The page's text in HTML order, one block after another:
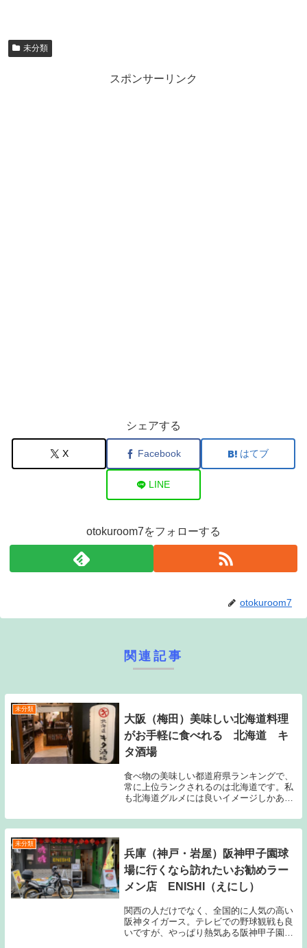
未分類
スポンサーリンク
シェアする
X Facebook はてブ
LINE
otokuroom7をフォローする
otokuroom7
関連記事
未分類
大阪（梅田）美味しい北海道料理
がお手軽に食べれる 北海道 キ
タ酒場
食べ物の美味しい都道府県ランキングで、
常に上位ランクされるのは北海道です。私
も北海道グルメには良いイメージしかあり
堪能するのが一番ですけど、気軽に足を運
ぶには遠いですよね（笑）関西（大阪）界
未分類
兵庫（神戸・岩屋）阪神甲子園球
場に行くなら訪れたいお勧めラー
メン店 ENISHI（えにし）
関西の人だけでなく、全国的に人気の高い
阪神タイガース。テレビでの野球観戦も良
いですが、やっぱり熱気ある阪神甲子園球